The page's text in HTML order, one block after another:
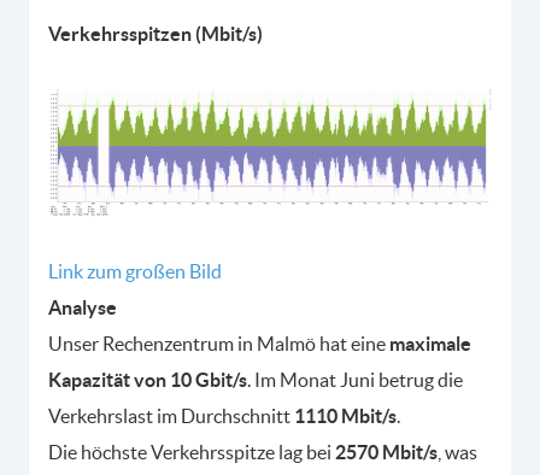
Verkehrsspitzen (Mbit/s)
Link zum großen Bild
Analyse
Unser Rechenzentrum in Malmö hat eine maximale
Kapazität von 10 Gbit/s. Im Monat Juni betrug die
Verkehrslast im Durchschnitt 1110 Mbit/s.
Die höchste Verkehrsspitze lag bei 2570 Mbit/s , was